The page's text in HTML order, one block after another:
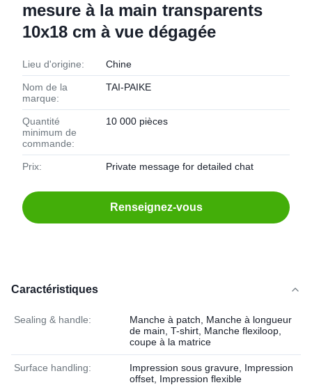
mesure à la main transparents
10x18 cm à vue dégagée
Lieu d'origine: Chine
Nom de la
marque:
TAI-PAIKE
Quantité
minimum de
commande:
10 000 pièces
Prix: Private message for detailed chat
Renseignez-vous
Caractéristiques
Sealing & handle:
Manche à patch, Manche à longueur
de main, T-shirt, Manche flexiloop,
coupe à la matrice
Surface handling:
Impression sous gravure, Impression
offset, Impression flexible